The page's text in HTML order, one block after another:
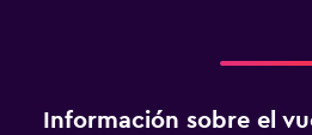
Información sobre el